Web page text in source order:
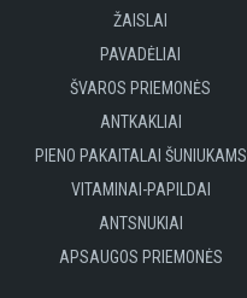
ŽAISLAI
PAVADĖLIAI
ŠVAROS PRIEMONĖS
ANTKAKLIAI
PIENO PAKAITALAI ŠUNIUKAMS
VITAMINAI-PAPILDAI
ANTSNUKIAI
APSAUGOS PRIEMONĖS